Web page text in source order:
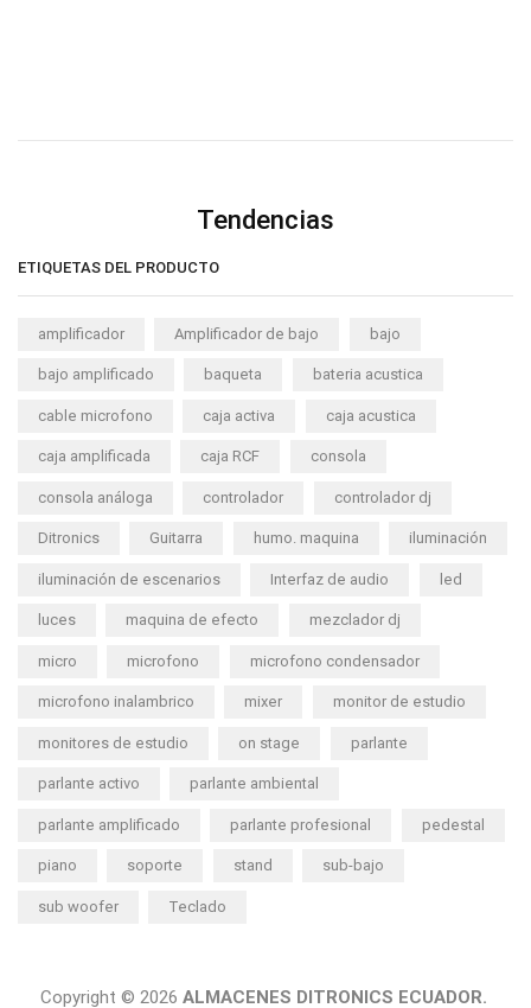
Tendencias
ETIQUETAS DEL PRODUCTO
amplificador Amplificador de bajo bajo
bajo amplificado baqueta bateria acustica
cable microfono caja activa caja acustica
caja amplificada caja RCF consola
consola análoga controlador controlador dj
Ditronics Guitarra humo. maquina iluminación
iluminación de escenarios Interfaz de audio led
luces maquina de efecto mezclador dj
micro microfono microfono condensador
microfono inalambrico mixer monitor de estudio
monitores de estudio on stage parlante
parlante activo parlante ambiental
parlante amplificado parlante profesional pedestal
piano soporte stand sub-bajo
sub woofer Teclado
Copyright © 2026 ALMACENES DITRONICS ECUADOR.